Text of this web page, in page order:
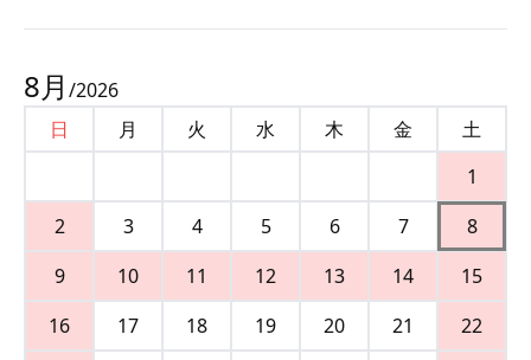
8月 /2026
日
月 火 水 木 金
土
1
2
3 4 5 6 7
8
9
10 11 12 13 14
15
16
17 18 19 20 21
22